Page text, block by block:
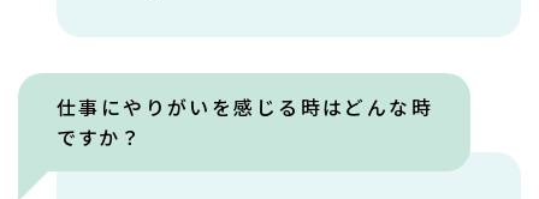
仕事にやりがいを感じる時はどんな時
ですか？